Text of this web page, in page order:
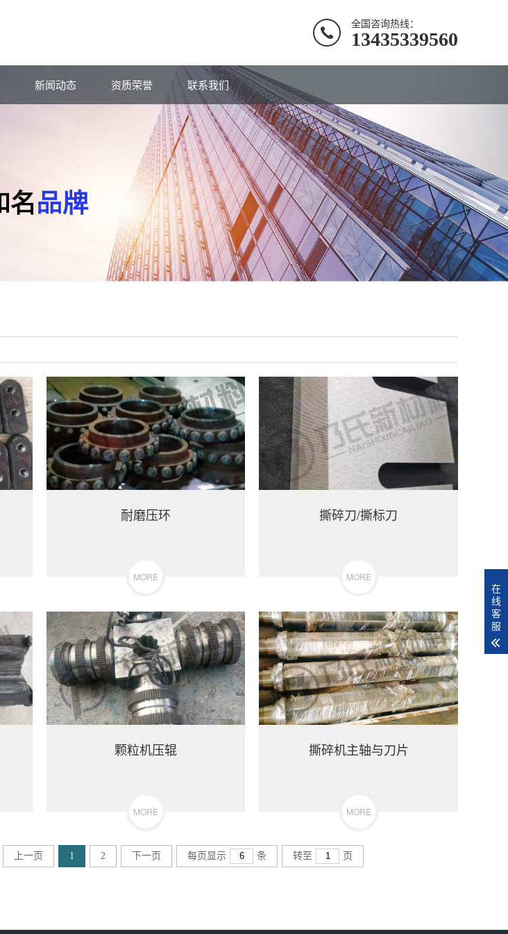
全国咨询热线：
13435339560
新闻动态 资质荣誉 联系我们
耐磨压环
MORE
撕碎刀/撕标刀
MORE
颗粒机压辊
MORE
撕碎机主轴与刀片
MORE
上一页 1 2 下一页 每页显示 条 转至 页
在
线
客
服